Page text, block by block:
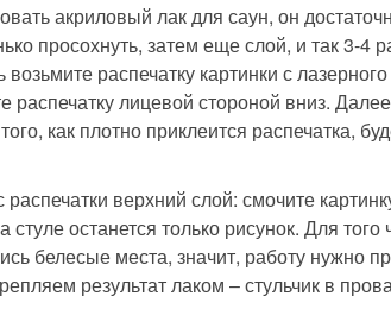
акриловый лак для саун, он
просохнуть, затем еще слой, и так 3-4
распечатку картинки с
лицевой стороной вниз.
как плотно приклеится распечатка,
верхний слой: смочите
останется только рисунок. Для того
белесые места, значит, работу нужно
результат лаком – стульчик в